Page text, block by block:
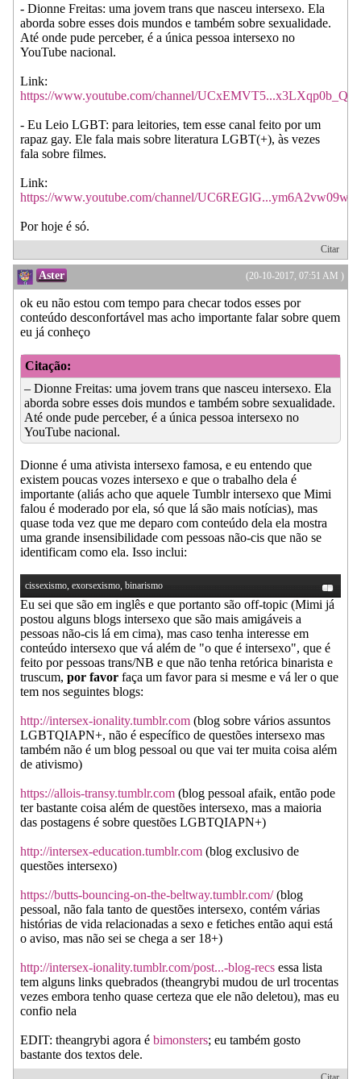
- Dionne Freitas: uma jovem trans que nasceu intersexo. Ela
aborda sobre esses dois mundos e também sobre sexualidade.
Até onde pude perceber, é a única pessoa intersexo no
YouTube nacional.
Link:
https://www.youtube.com/channel/UCxEMVT5...x3LXqp0b_Q
- Eu Leio LGBT: para leitories, tem esse canal feito por um
rapaz gay. Ele fala mais sobre literatura LGBT(+), às vezes
fala sobre filmes.
Link:
https://www.youtube.com/channel/UC6REGlG...ym6A2vw09w
Por hoje é só.
Citar
(20-10-2017, 07:51 AM )
Aster
ok eu não estou com tempo para checar todos esses por
conteúdo desconfortável mas acho importante falar sobre quem
eu já conheço
Citação:
– Dionne Freitas: uma jovem trans que nasceu intersexo. Ela
aborda sobre esses dois mundos e também sobre sexualidade.
Até onde pude perceber, é a única pessoa intersexo no
YouTube nacional.
Dionne é uma ativista intersexo famosa, e eu entendo que
existem poucas vozes intersexo e que o trabalho dela é
importante (aliás acho que aquele Tumblr intersexo que Mimi
falou é moderado por ela, só que lá são mais notícias), mas
quase toda vez que me deparo com conteúdo dela ela mostra
uma grande insensibilidade com pessoas não-cis que não se
identificam como ela. Isso inclui:
cissexismo, exorsexismo, binarismo
Eu sei que são em inglês e que portanto são off-topic (Mimi já
postou alguns blogs intersexo que são mais amigáveis a
pessoas não-cis lá em cima), mas caso tenha interesse em
conteúdo intersexo que vá além de "o que é intersexo", que é
feito por pessoas trans/NB e que não tenha retórica binarista e
truscum, por favor faça um favor para si mesme e vá ler o que
tem nos seguintes blogs:
http://intersex-ionality.tumblr.com (blog sobre vários assuntos
LGBTQIAPN+, não é específico de questões intersexo mas
também não é um blog pessoal ou que vai ter muita coisa além
de ativismo)
https://allois-transy.tumblr.com (blog pessoal afaik, então pode
ter bastante coisa além de questões intersexo, mas a maioria
das postagens é sobre questões LGBTQIAPN+)
http://intersex-education.tumblr.com (blog exclusivo de
questões intersexo)
https://butts-bouncing-on-the-beltway.tumblr.com/(blog
pessoal, não fala tanto de questões intersexo, contém várias
histórias de vida relacionadas a sexo e fetiches então aqui está
o aviso, mas não sei se chega a ser 18+)
http://intersex-ionality.tumblr.com/post...-blog-recs essa lista
tem alguns links quebrados (theangrybi mudou de url trocentas
vezes embora tenho quase certeza que ele não deletou), mas eu
confio nela
EDIT: theangrybi agora é bimonsters; eu também gosto
bastante dos textos dele.